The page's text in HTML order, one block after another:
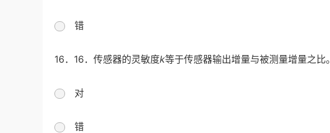
错
16．16．传感器的灵敏度k等于传感器输出增量与被测量增量之比。
对
错